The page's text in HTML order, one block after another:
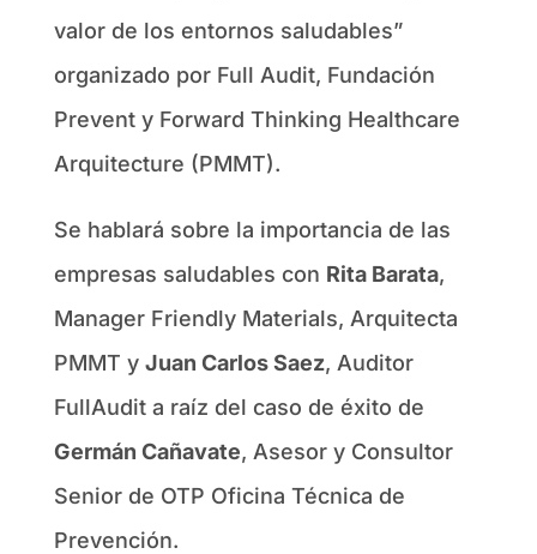
valor de los entornos saludables”
organizado por Full Audit, Fundación
Prevent y Forward Thinking Healthcare
Arquitecture (PMMT).
Se hablará sobre la importancia de las
empresas saludables con Rita Barata,
Manager Friendly Materials, Arquitecta
PMMT y Juan Carlos Saez, Auditor
FullAudit a raíz del caso de éxito de
Germán Cañavate, Asesor y Consultor
Senior de OTP Oficina Técnica de
Prevención.